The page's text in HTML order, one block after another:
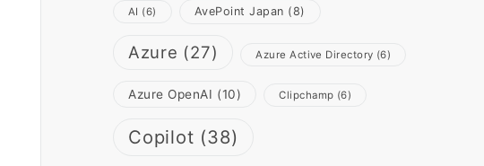
AI (6) AvePoint Japan (8)
Azure (27) Azure Active Directory (6)
Azure OpenAI (10) Clipchamp (6)
Copilot (38)